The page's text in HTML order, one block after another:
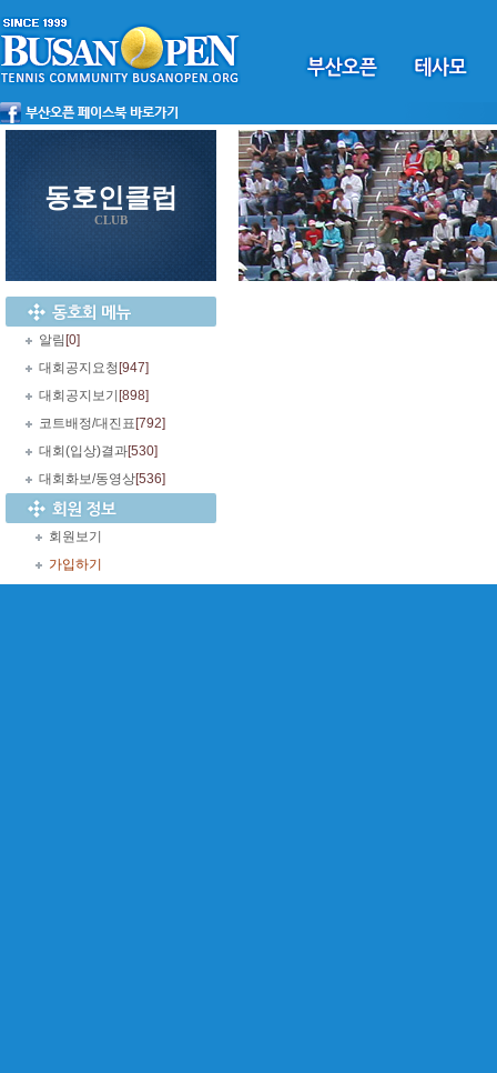
동호인클럽
CLUB
알림 [0]
대회공지요청 [947]
대회공지보기 [898]
코트배정/대진표 [792]
대회(입상)결과[530]
대회화보/동영상[536]
회원보기
가입하기